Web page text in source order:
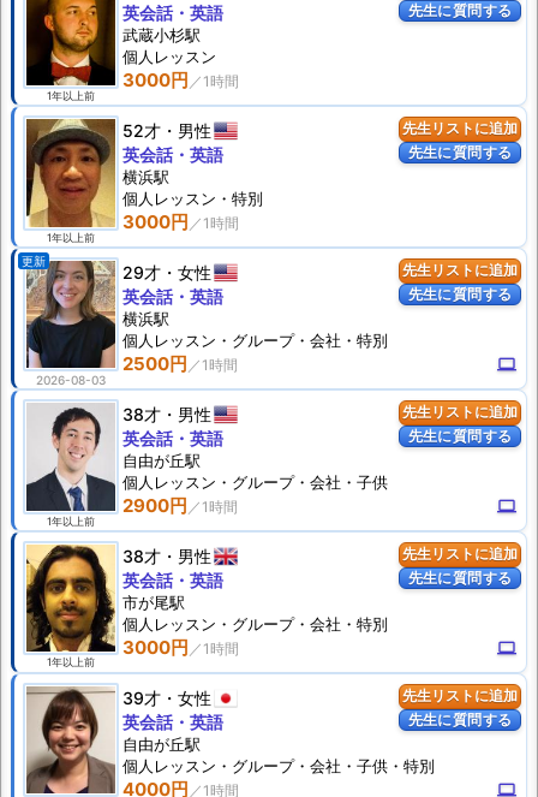
先生に質問する
1年以上前
3000円
英会話・英語
武蔵小杉駅
個人 レッスン
先生リストに追加
先生に質問する
1年以上前
52才 男性
3000円
英会話・英語
横浜駅
個人 レッスン ・特別
先生リストに追加
先生に質問する
更新
2026-08-03
29才 女性
2500円 computer
英会話・英語
横浜駅
個人 レッスン ・グループ・会社・特別
先生リストに追加
先生に質問する
1年以上前
38才 男性
2900円 computer
英会話・英語
自由が丘駅
個人 レッスン ・グループ・会社・子供
先生リストに追加
先生に質問する
1年以上前
38才 男性
3000円 computer
英会話・英語
市が尾駅
個人 レッスン ・グループ・会社・特別
先生リストに追加
先生に質問する
39才 女性
4000円 computer
英会話・英語
自由が丘駅
個人 レッスン ・グループ・会社・子供・特別